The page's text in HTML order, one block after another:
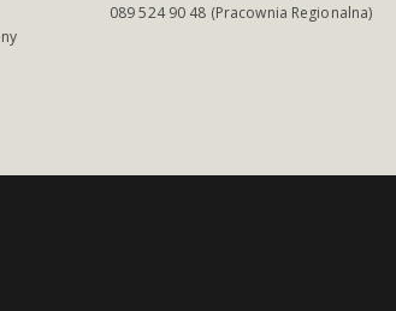
089 524 90 48 (Pracownia Regionalna)